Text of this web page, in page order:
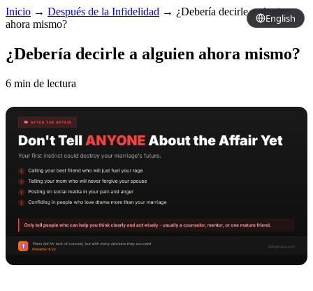
English
Inicio → Después de la Infidelidad → ¿Debería decirle a alguien
ahora mismo?
¿Debería decirle a alguien ahora mismo?
6 min de lectura